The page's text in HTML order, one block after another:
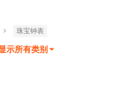
珠宝钟表
示所有类别